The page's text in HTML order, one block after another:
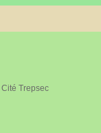
Cité Trepsec